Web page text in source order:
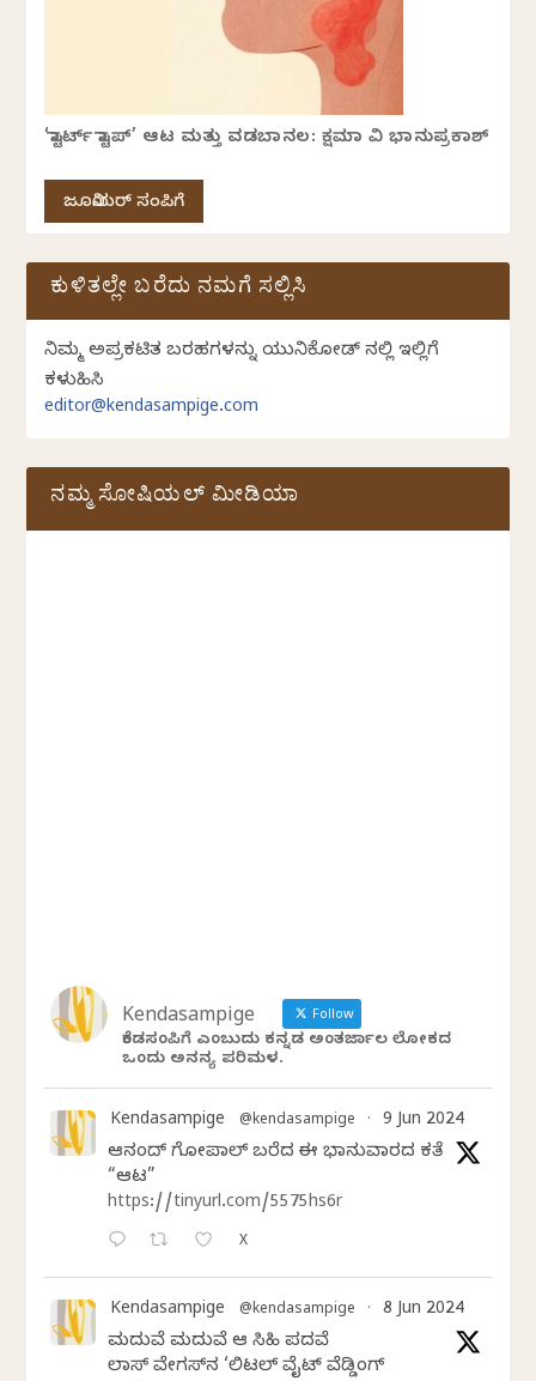
‘ಸ್ಟಾರ್ಟ್ ಸ್ಟಾಪ್’ ಆಟ ಮತ್ತು ವಡಬಾನಲ: ಕ್ಷಮಾ ವಿ ಭಾನುಪ್ರಕಾಶ್
ಜೂನಿಯರ್ ಸಂಪಿಗೆ
ಕುಳಿತಲ್ಲೇ ಬರೆದು ನಮಗೆ ಸಲ್ಲಿಸಿ
ನಿಮ್ಮ ಅಪ್ರಕಟಿತ ಬರಹಗಳನ್ನು ಯುನಿಕೋಡ್ ನಲ್ಲಿ ಇಲ್ಲಿಗೆ
ಕಳುಹಿಸಿ
editor@kendasampige.com
ನಮ್ಮ ಸೋಷಿಯಲ್‌ ಮೀಡಿಯಾ
Kendasampige Follow
ಕೆಂಡಸಂಪಿಗೆ ಎಂಬುದು ಕನ್ನಡ ಅಂತರ್ಜಾಲ ಲೋಕದ
ಒಂದು ಅನನ್ಯ ಪರಿಮಳ.
Kendasampige @kendasampige · 9 Jun 2024
ಆನಂದ್‌ ಗೋಪಾಲ್‌ ಬರೆದ ಈ ಭಾನುವಾರದ ಕತೆ
“ಆಟ”
https://tinyurl.com/5575hs6r
X
Kendasampige @kendasampige · 8 Jun 2024
ಮದುವೆ ಮದುವೆ ಆ ಸಿಹಿ ಪದವೆ
ಲಾಸ್‌ ವೇಗಸ್‌ನ ‘ಲಿಟಲ್ ವೈಟ್ ವೆಡ್ಡಿಂಗ್